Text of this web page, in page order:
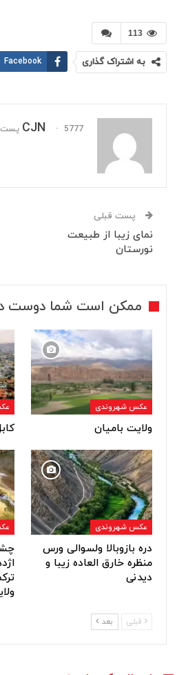
113
به اشتراک گذاری Facebook
CJN 5777 پست
پست قبلی
نمای زیبا از طبیعت
نورستان
ممکن است شما دوست
عکس شهروندی
ولایت بامیان
عکس شهروندی
دره بازوبالا ولسوالی ورس
منظره خارق العاده زیبا و
دیدنی
قبلی بعد